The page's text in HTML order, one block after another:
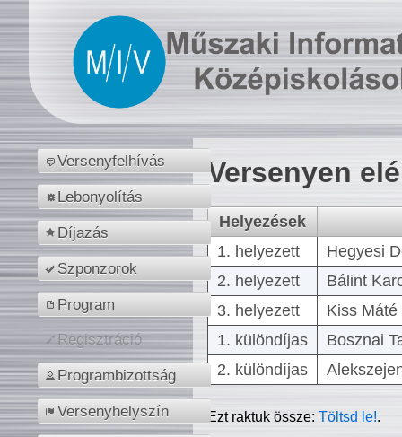
Versenyfelhívás
Lebonyolítás
Díjazás
Szponzorok
Program
Regisztráció
Programbizottság
Versenyhelyszín
Versenyen
Helyezések
1. helyezett
Hegyesi
2. helyezett
Bálint
3. helyezett
Kiss
1. különdíjas
Bosznai
2. különdíjas
Ezt raktuk össze:Töltsd le!.